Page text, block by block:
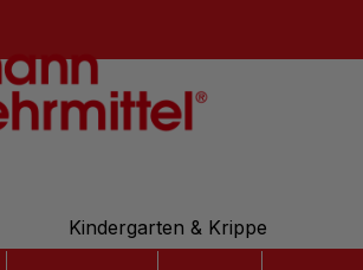
Kindergarten & Krippe